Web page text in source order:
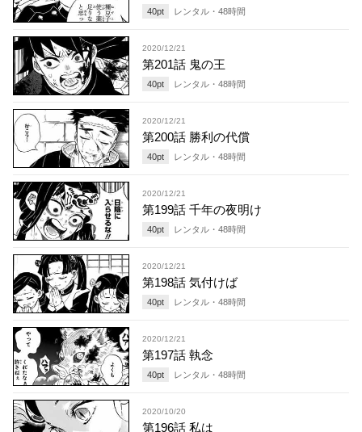
40pt レンタル・ 48時間
2020/12/21
第201話 鬼の王
40pt レンタル・ 48時間
2020/12/21
第200話 勝利の代償
40pt レンタル・ 48時間
2020/12/21
第199話 千年の夜明け
40pt レンタル・ 48時間
2020/12/21
第198話 気付けば
40pt レンタル・ 48時間
2020/12/21
第197話 執念
40pt レンタル・ 48時間
2020/10/20
第196話 私は